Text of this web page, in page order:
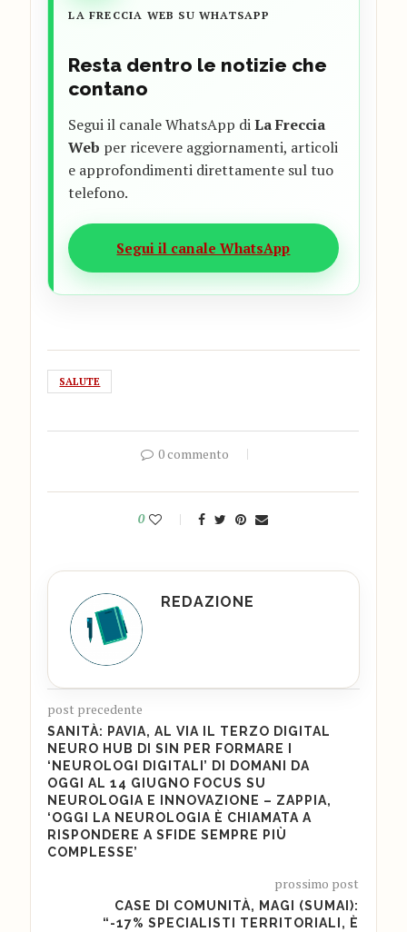
LA FRECCIA WEB SU WHATSAPP
Resta dentro le notizie che
contano
Segui il canale WhatsApp diLa Freccia
Web per ricevere aggiornamenti, articoli
e approfondimenti direttamente sul tuo
telefono.
Segui il canale WhatsApp
SALUTE
0 commento
0
REDAZIONE
post precedente
SANITÀ: PAVIA, AL VIA IL TERZO DIGITAL
NEURO HUB DI SIN PER FORMARE I
‘NEUROLOGI DIGITALI’ DI DOMANI DA
OGGI AL 14 GIUGNO FOCUS SU
NEUROLOGIA E INNOVAZIONE – ZAPPIA,
‘OGGI LA NEUROLOGIA È CHIAMATA A
RISPONDERE A SFIDE SEMPRE PIÙ
COMPLESSE’
prossimo post
CASE DI COMUNITÀ, MAGI (SUMAI):
“-17% SPECIALISTI TERRITORIALI, È